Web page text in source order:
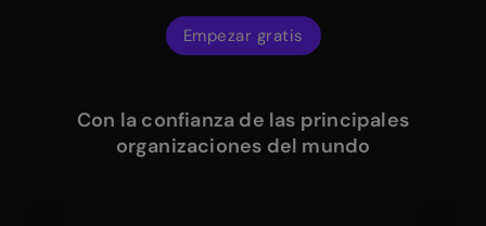
Empezar gratis
Con la confianza de las principales
organizaciones del mundo